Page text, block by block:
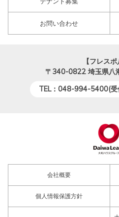
お問い合わせ
【フレスポ
〒340-0822 埼玉県八
TEL：048-994-5400(受
会社概要
個人情報保護方針